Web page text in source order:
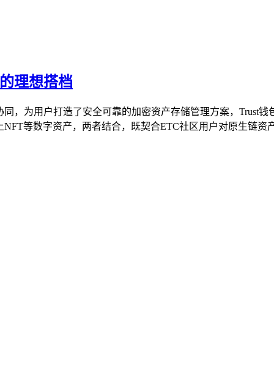
理想搭档
，为用户打造了安全可靠的加密资产存储管理方案，Trust
等数字资产，两者结合，既契合ETC社区用户对原生链资